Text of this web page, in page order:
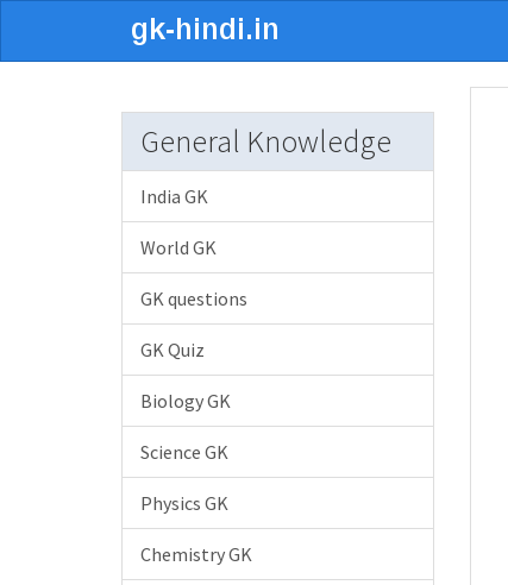
General Knowledge
India GK
World GK
GK questions
GK Quiz
Biology GK
Science GK
Physics GK
Chemistry GK